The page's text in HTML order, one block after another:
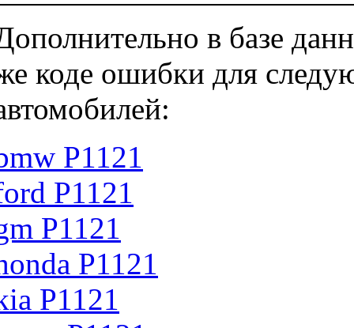
в базе
коде ошибки для
P1121
P1121
P1121
P1121
P1121